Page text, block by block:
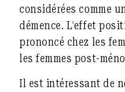
considérées comme
démence. L’effet
prononcé chez les
les femmes post-
Il est intéressant de